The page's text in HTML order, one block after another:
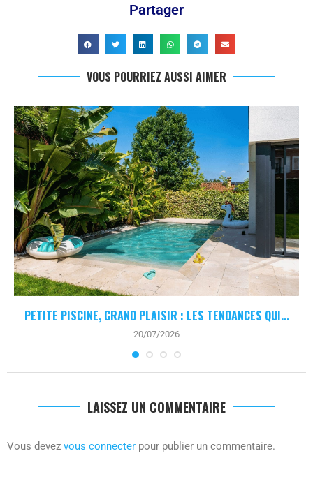
Partager
VOUS POURRIEZ AUSSI AIMER
PETITE PISCINE, GRAND PLAISIR : LES TENDANCES QUI...
20/07/2026
LAISSEZ UN COMMENTAIRE
Vous devez vous connecter pour publier un commentaire.